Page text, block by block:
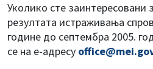
Уколико сте заинтересовани
резултата истраживања
године до септембра 2005.
се на е-адресу